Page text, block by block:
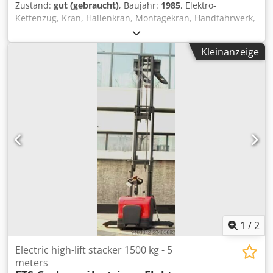
Zustand: gut (gebraucht), Baujahr: 1985, Elektro-
Kettenzug, Kran, Hallenkran, Montagekran, Handfahrwerk,
Rollfahrwerk, Krankatze, Katzlaufwerk, Kranlaufwerk,
Kranfahrwerk, Laufkatze -Hersteller: Stahl, Elektro-
Kettenzug mit Fahrwerk -Kettenzug: Typ T 302 L
Tragfähigkeit 500 kg -Haupthub: 4 m/min -Feinhub: 1
m/min -Hakenweg: 5 m -Kranfahrwerk: Trägerbreite max.
135 mm Dsdpfx Aajya Aiyo Tskr -Abmessungen: siehe Foto
techn. Zeichnung -Transportabmessung: 600/550/H420
Kleinanzeige
1 /2
Electric high-lift stacker 1500 kg - 5
meters